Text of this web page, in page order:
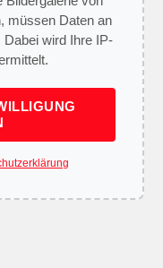
müssen Daten an
wird Ihre IP-